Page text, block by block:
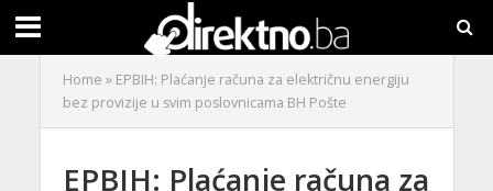
Home » EPBIH: Plaćanje računa za električnu energiju
bez provizije u svim poslovnicama BH Pošte
EPBIH: Plaćanje računa za